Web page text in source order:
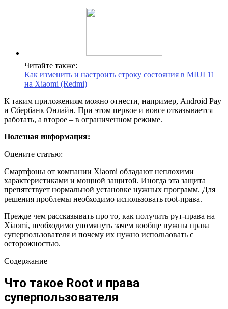
Читайте также:
Как изменить и настроить строку состояния в MIUI 11
на Xiaomi (Redmi)
К таким приложениям можно отнести, например, Android Pay
и Сбербанк Онлайн. При этом первое и вовсе отказывается
работать, а второе – в ограниченном режиме.
Полезная информация:
Оцените статью:
Смартфоны от компании Xiaomi обладают неплохими
характеристиками и мощной защитой. Иногда эта защита
препятствует нормальной установке нужных программ. Для
решения проблемы необходимо использовать root-права.
Прежде чем рассказывать про то, как получить рут-права на
Xiaomi, необходимо упомянуть зачем вообще нужны права
суперпользователя и почему их нужно использовать с
осторожностью.
Содержание
Что такое Root и права
суперпользователя